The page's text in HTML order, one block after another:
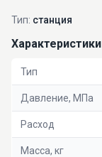
Тип: станция
Характеристики
Тип
Давление, МПа
Расход
Масса, кг